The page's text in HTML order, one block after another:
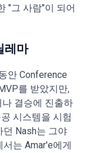
"그 사람"이 되어
레마
안 Conference
를 받았지만,
나 결승에 진출하
시스템을 시험
Nash는 그야
는 Amar'e에게